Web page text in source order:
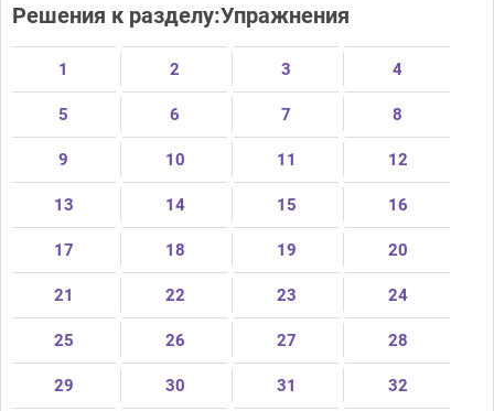
Решения к разделу:Упражнения
1 2 3 4
5 6 7 8
9 10 11 12
13 14 15 16
17 18 19 20
21 22 23 24
25 26 27 28
29 30 31 32